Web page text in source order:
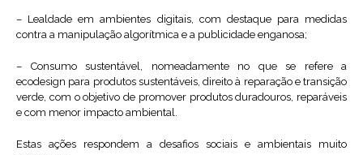
– Lealdade em ambientes digitais, com destaque para medidas
contra a manipulação algorítmica e a publicidade enganosa;
– Consumo sustentável, nomeadamente no que se refere a
ecodesign para produtos sustentáveis, direito à reparação e transição
verde, com o objetivo de promover produtos duradouros, reparáveis
e com menor impacto ambiental.
Estas ações respondem a desafios sociais e ambientais muito